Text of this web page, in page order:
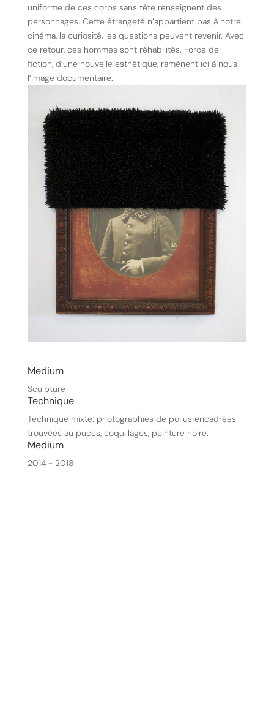
uniforme de ces corps sans tête renseignent des
personnages. Cette étrangeté n’appartient pas à notre
cinéma, la curiosité, les questions peuvent revenir. Avec
ce retour, ces hommes sont réhabilités. Force de
fiction, d’une nouvelle esthétique, ramènent ici à nous
l’image documentaire.
Medium
Sculpture
Technique
Technique mixte: photographies de poilus encadrées
trouvées au puces, coquillages, peinture noire.
Medium
2014 - 2018